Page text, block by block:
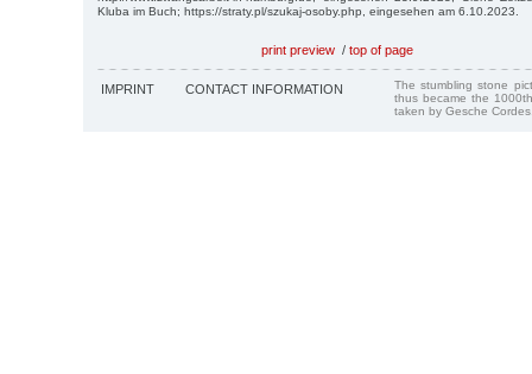
Kluba im Buch; https://straty.pl/szukaj-osoby.php, eingesehen am 6.10.2023.
print preview / top of page
IMPRINT CONTACT INFORMATION
The stumbling stone
thus became the
taken by Gesche